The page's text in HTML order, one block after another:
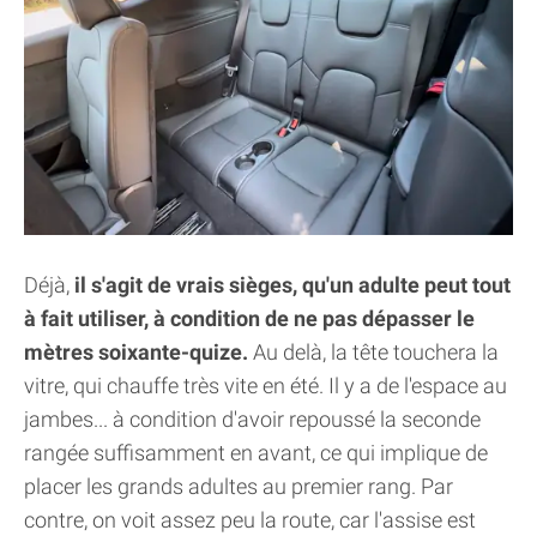
Déjà, il s'agit de vrais sièges, qu'un adulte peut tout
à fait utiliser, à condition de ne pas dépasser le
mètres soixante-quize. Au delà, la tête touchera la
vitre, qui chauffe très vite en été. Il y a de l'espace au
jambes... à condition d'avoir repoussé la seconde
rangée suffisamment en avant, ce qui implique de
placer les grands adultes au premier rang. Par
contre, on voit assez peu la route, car l'assise est